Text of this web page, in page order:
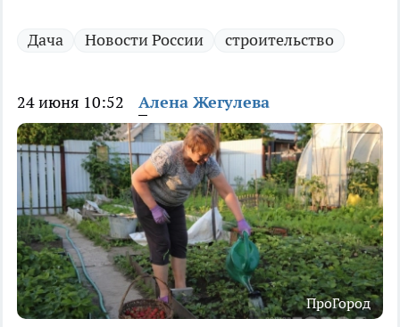
Дача Новости России строительство
24 июня 10:52 Алена Жегулева
ПроГород